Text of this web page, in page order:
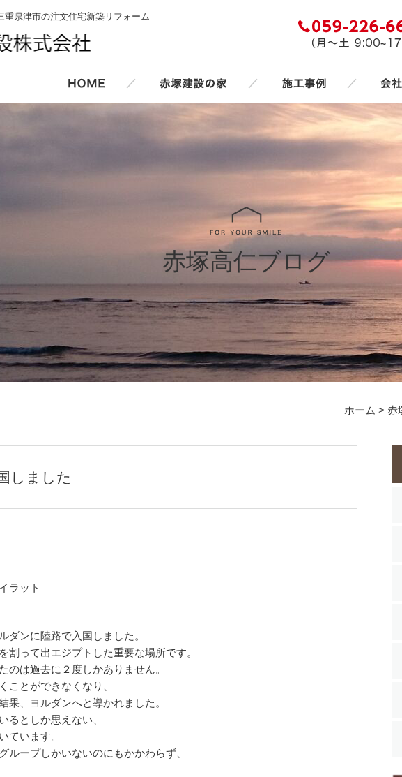
県津市の注文住宅新築リフォーム
／ ／ ／
赤塚高仁ブログ
ホーム > 赤
しました
ラット
ダンに陸路で入国しました。
割って出エジプトした重要な場所です。
のは過去に２度しかありません。
ことができなくなり、
果、ヨルダンへと導かれました。
るとしか思えない、
ています。
ループしかいないのにもかかわらず、